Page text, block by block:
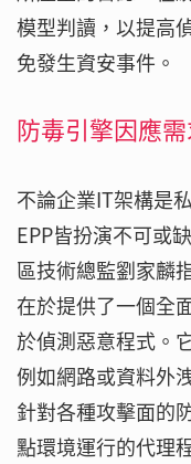
模型判讀，以提高
免發生資安事件。
防毒引擎因應
不論企業IT架構是
EPP皆扮演不可或
區技術總監劉家麟
在於提供了一個全
於偵測惡意程式。
例如網路或資料外
針對各種攻擊面的
點環境運行的代理